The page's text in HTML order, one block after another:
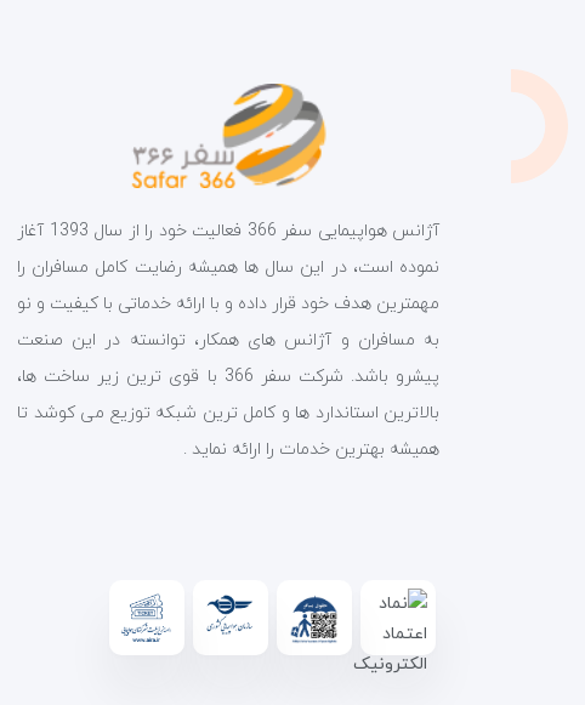
آژانس هواپیمایی سفر 366 فعالیت خود را از سال 1393 آغاز
نموده است، در این سال ها همیشه رضایت کامل مسافران را
مهمترین هدف خود قرار داده و با ارائه خدماتی با کیفیت و نو
به مسافران و آژانس های همکار، توانسته در این صنعت
پیشرو باشد. شرکت سفر 366 با قوی ترین زیر ساخت ها،
بالاترین استاندارد ها و کامل ترین شبکه توزیع می کوشد تا
همیشه بهترین خدمات را ارائه نماید .